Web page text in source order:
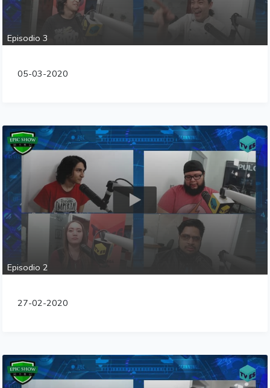
Episodio 3
05-03-2020
Episodio 2
27-02-2020